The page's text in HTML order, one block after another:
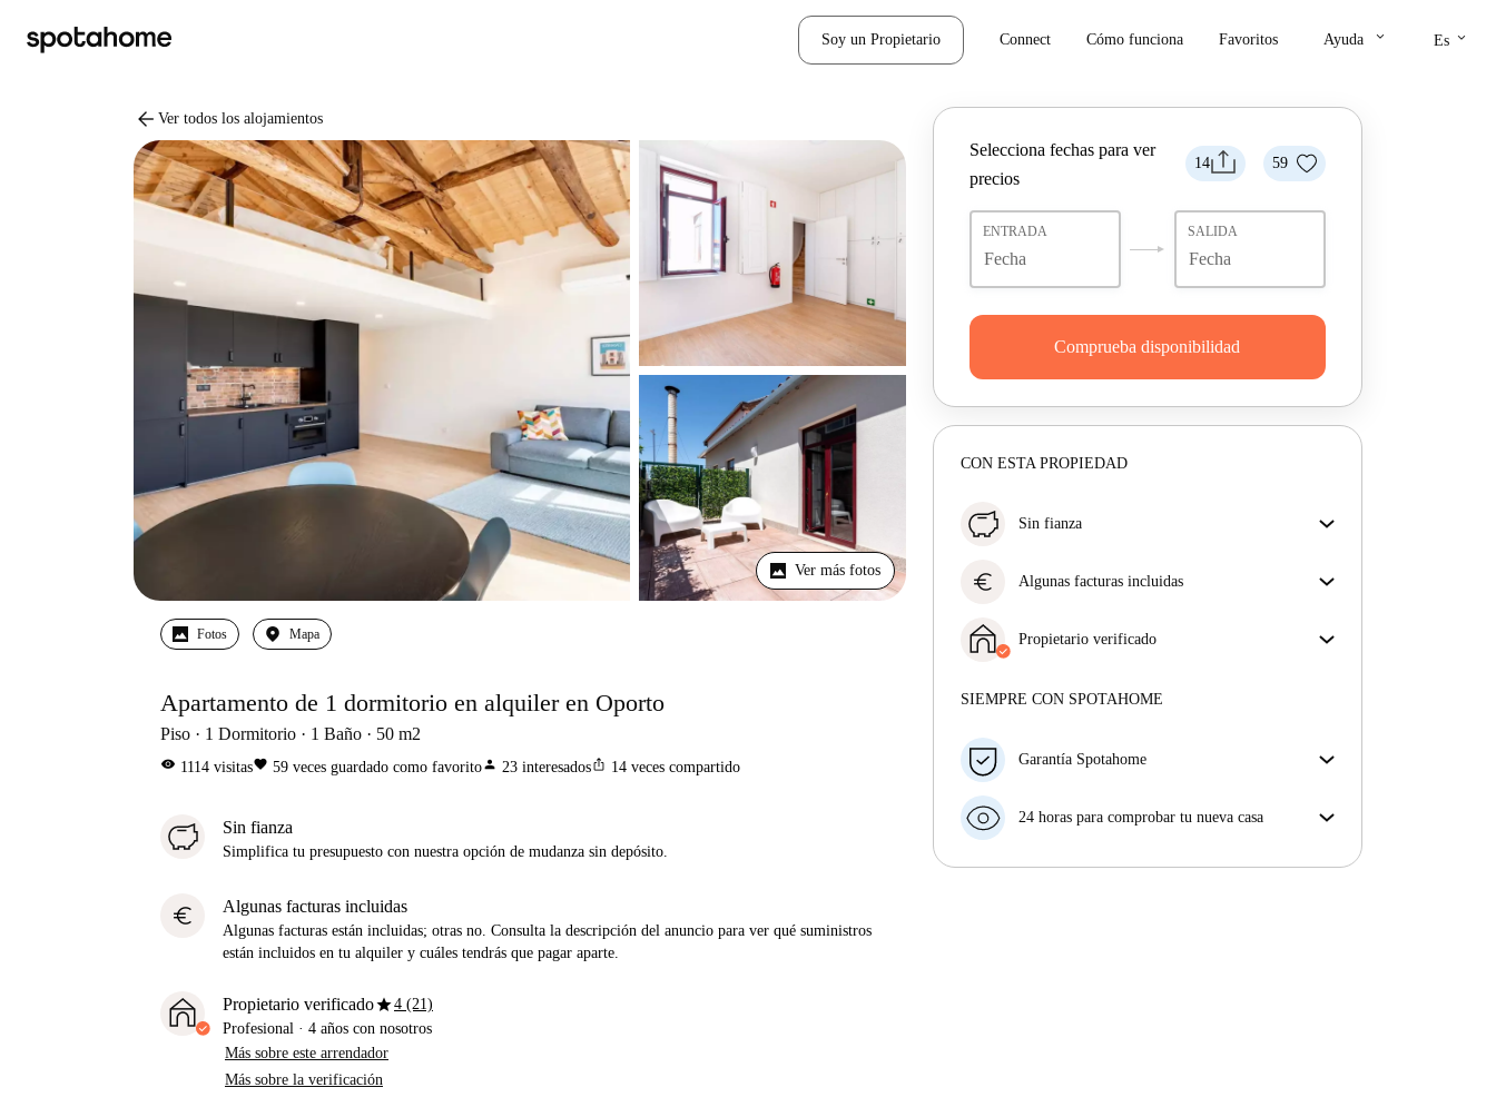
Soy un Propietario Connect Cómo funciona Favoritos Ayuda keyboard_arrow_down Es keyboard_arrow_down
arrow_back Ver todos los alojamientos
Ver más fotos
Fotos Mapa
Apartamento de 1 dormitorio en alquiler en Oporto
Piso 1 Dormitorio 1 Baño 50 m2
visibility 1114 visitasfavorite 59 veces guardado como favoritoperson 23 interesadosios_share 14 veces compartido
Sin fianza
Simplifica tu presupuesto con nuestra opción de mudanza sin depósito.
euro Algunas facturas incluidas
Algunas facturas están incluidas; otras no. Consulta la descripción del anuncio para ver qué suministros
están incluidos en tu alquiler y cuáles tendrás que pagar aparte.
Propietario verificadostar4 (21)
Profesional · 4 años con nosotros
Más sobre este arrendador
Más sobre la verificación
14 59
Selecciona fechas para ver
precios
ENTRADA SALIDA
Comprueba disponibilidad
CON ESTA PROPIEDAD
Sin fianza
mudanza sin depósito.
euro Algunas facturas incluidas
la descripción del anuncio para ver qué suministros
están incluidos en tu alquiler y cuáles tendrás que
Propietario verificado
Más sobre este arrendador
SIEMPRE CON SPOTAHOME
Garantía Spotahome
horas previas a la fecha de entrada, Spotahome A) te
el hotel hasta que encuentres nueva casa o B) te hará
24 horas para comprobar tu nueva casa